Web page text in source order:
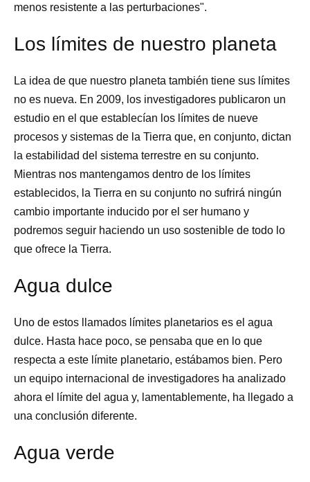
menos resistente a las perturbaciones".
Los límites de nuestro planeta
La idea de que nuestro planeta también tiene sus límites
no es nueva. En 2009, los investigadores publicaron un
estudio en el que establecían los límites de nueve
procesos y sistemas de la Tierra que, en conjunto, dictan
la estabilidad del sistema terrestre en su conjunto.
Mientras nos mantengamos dentro de los límites
establecidos, la Tierra en su conjunto no sufrirá ningún
cambio importante inducido por el ser humano y
podremos seguir haciendo un uso sostenible de todo lo
que ofrece la Tierra.
Agua dulce
Uno de estos llamados límites planetarios es el agua
dulce. Hasta hace poco, se pensaba que en lo que
respecta a este límite planetario, estábamos bien. Pero
un equipo internacional de investigadores ha analizado
ahora el límite del agua y, lamentablemente, ha llegado a
una conclusión diferente.
Agua verde